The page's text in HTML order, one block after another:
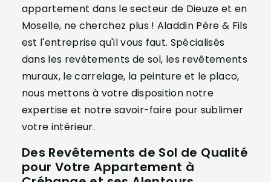
appartement dans le secteur de Dieuze et en
Moselle, ne cherchez plus ! Aladdin Père & Fils
est l'entreprise qu'il vous faut. Spécialisés
dans les revêtements de sol, les revêtements
muraux, le carrelage, la peinture et le placo,
nous mettons à votre disposition notre
expertise et notre savoir-faire pour sublimer
votre intérieur.
Des Revêtements de Sol de Qualité
pour Votre Appartement à